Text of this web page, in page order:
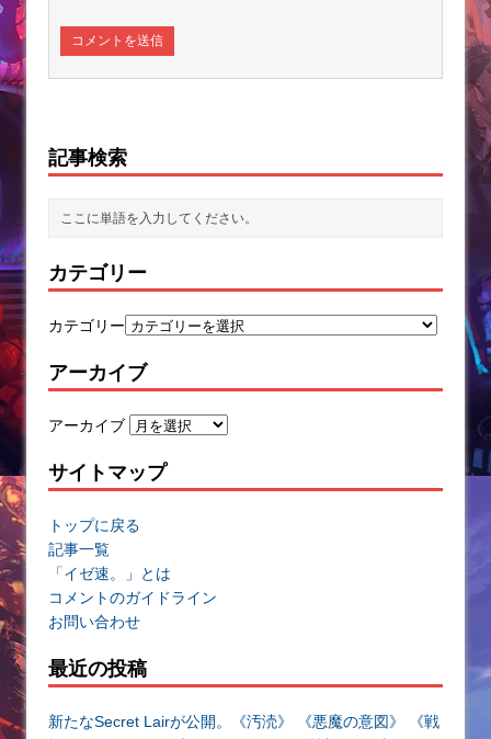
記事検索
カテゴリー
カテゴリー
アーカイブ
アーカイブ
サイトマップ
トップに戻る
記事一覧
「イゼ速。」とは
コメントのガイドライン
お問い合わせ
最近の投稿
新たなSecret Lairが公開。《汚涜》 《悪魔の意図》 《戦